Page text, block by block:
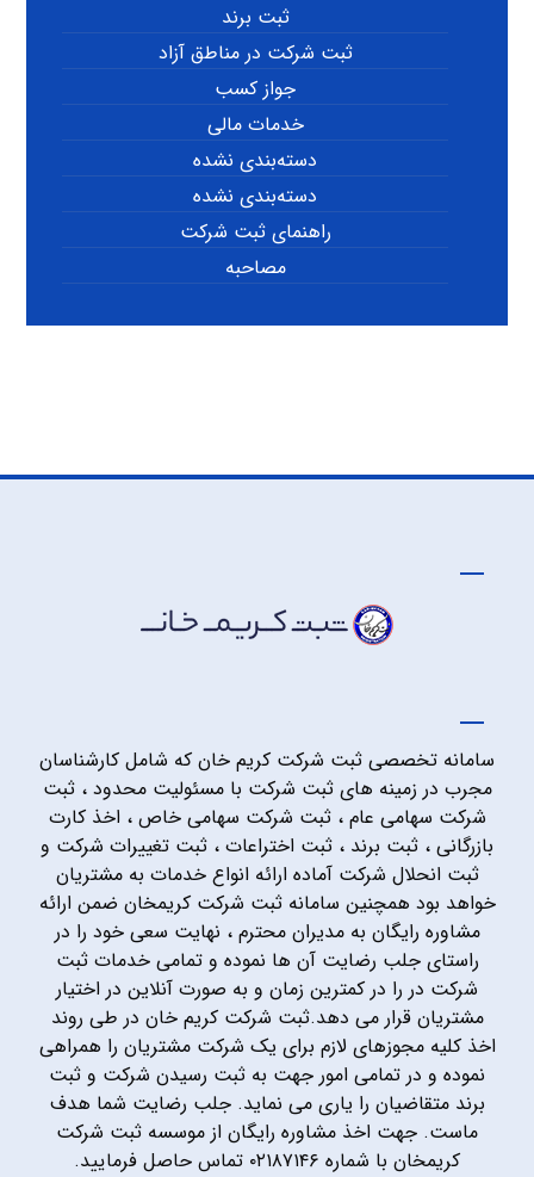
ثبت برند
ثبت شرکت در مناطق آزاد
جواز کسب
خدمات مالی
دسته‌بندی نشده
دسته‌بندی نشده
راهنمای ثبت شرکت
مصاحبه
سامانه تخصصی ثبت شرکت کریم خان که شامل کارشناسان
مجرب در زمینه های ثبت شرکت با مسئولیت محدود ، ثبت
شرکت سهامی عام ، ثبت شرکت سهامی خاص ، اخذ کارت
بازرگانی ، ثبت برند ، ثبت اختراعات ، ثبت تغییرات شرکت و
ثبت انحلال شرکت آماده ارائه انواع خدمات به مشتریان
خواهد بود همچنین سامانه ثبت شرکت کریمخان ضمن ارائه
مشاوره رایگان به مدیران محترم ، نهایت سعی خود را در
راستای جلب رضایت آن ها نموده و تمامی خدمات ثبت
شرکت در را در کمترین زمان و به صورت آنلاین در اختیار
مشتریان قرار می دهد.ثبت شرکت کریم خان در طی روند
اخذ کلیه مجوزهای لازم برای یک شرکت مشتریان را همراهی
نموده و در تمامی امور جهت به ثبت رسیدن شرکت و ثبت
برند متقاضیان را یاری می نماید. جلب رضایت شما هدف
ماست. جهت اخذ مشاوره رایگان از موسسه ثبت شرکت
کریمخان با شماره ۰۲۱۸۷۱۴۶ تماس حاصل فرمایید.